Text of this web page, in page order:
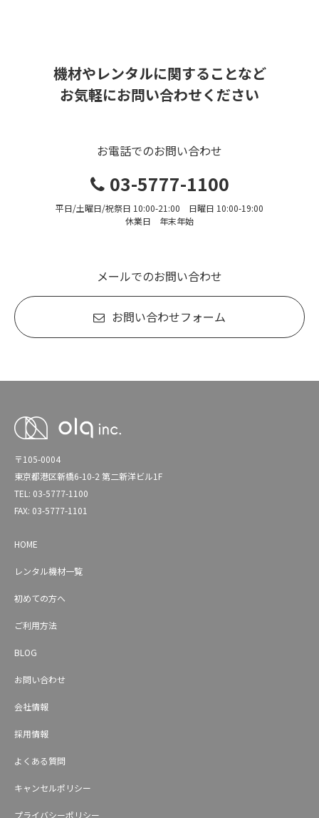
機材やレンタルに関することなど
お気軽にお問い合わせください
お電話でのお問い合わせ
03-5777-1100
平日/土曜日/祝祭日 10:00-21:00 日曜日 10:00-19:00
休業日 年末年始
メールでのお問い合わせ
お問い合わせフォーム
〒105-0004
東京都港区新橋6-10-2 第二新洋ビル1F
TEL: 03-5777-1100
FAX: 03-5777-1101
HOME
レンタル機材一覧
初めての方へ
ご利用方法
BLOG
お問い合わせ
会社情報
採用情報
よくある質問
キャンセルポリシー
プライバシーポリシー